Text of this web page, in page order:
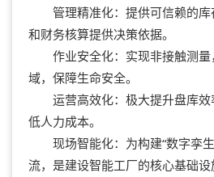
管理精准化：提供可信赖的库
和财务核算提供决策依据。
作业安全化：实现非接触测量
域，保障生命安全。
运营高效化：极大提升盘库效
低人力成本。
现场智能化：为构建“数字孪生
流，是建设智能工厂的核心基础设